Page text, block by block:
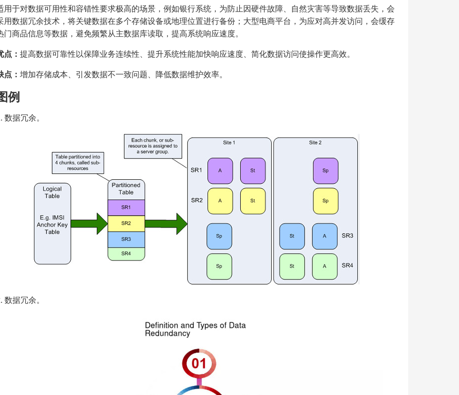
用于对数据可用性和容错性要求极高的场景，例如银行系统，为防止因硬件故障、自然灾害等导致数据丢失，会
用数据冗余技术，将关键数据在多个存储设备或地理位置进行备份；大型电商平台，为应对高并发访问，会缓存
门商品信息等数据，避免频繁从主数据库读取，提高系统响应速度。
点： 提高数据可靠性以保障业务连续性、提升系统性能加快响应速度、简化数据访问使操作更高效。
点： 增加存储成本、引发数据不一致问题、降低数据维护效率。
例
数据冗余。
数据冗余。